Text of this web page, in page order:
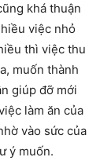
khá thuận
việc nhỏ
thì việc thu
muốn thành
giúp đỡ mới
làm ăn của
vào sức của
ý muốn.